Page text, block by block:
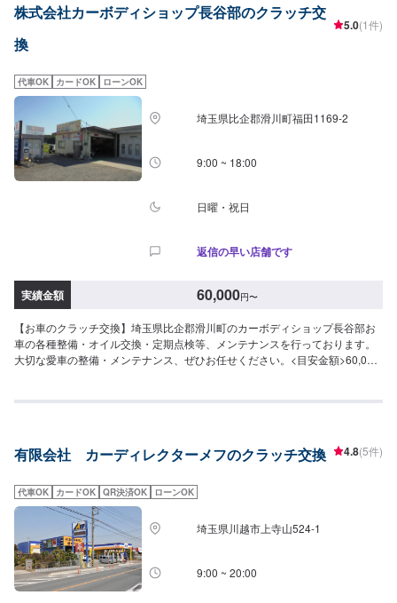
株式会社カーボディショップ長谷部のクラッチ交
換
5.0(1件)
代車OK カードOK ローンOK
埼玉県比企郡滑川町福田1169-2
9:00 ~ 18:00
日曜・祝日
返信の早い店舗です
実績金額 60,000円〜
【お車のクラッチ交換】埼玉県比企郡滑川町のカーボディショップ長谷部お
車の各種整備・オイル交換・定期点検等、メンテナンスを行っております。
大切な愛車の整備・メンテナンス、ぜひお任せください。<目安金額>60,000
ますので「他のお店では断られてしまった…」という方はお気軽にご相談く
けください。
有限会社 カーディレクターメフのクラッチ交換 4.8(5件)
代車OK カードOK QR決済OK ローンOK
埼玉県川越市上寺山524-1
9:00 ~ 20:00